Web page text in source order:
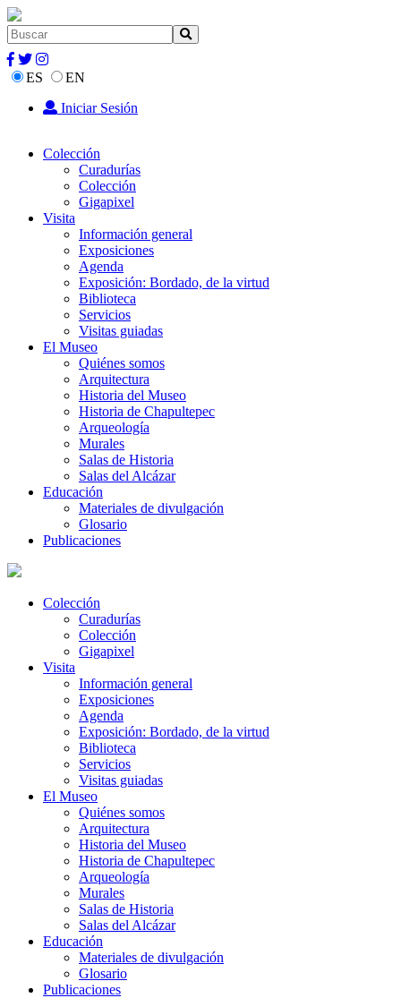
ES
EN
Iniciar Sesión
Colección
Curadurías
Colección
Gigapixel
Visita
Información general
Exposiciones
Agenda
Exposición: Bordado, de la virtud
Biblioteca
Servicios
Visitas guiadas
El Museo
Quiénes somos
Arquitectura
Historia del Museo
Historia de Chapultepec
Arqueología
Murales
Salas de Historia
Salas del Alcázar
Educación
Materiales de divulgación
Glosario
Publicaciones
Colección
Curadurías
Colección
Gigapixel
Visita
Información general
Exposiciones
Agenda
Exposición: Bordado, de la virtud
Biblioteca
Servicios
Visitas guiadas
El Museo
Quiénes somos
Arquitectura
Historia del Museo
Historia de Chapultepec
Arqueología
Murales
Salas de Historia
Salas del Alcázar
Educación
Materiales de divulgación
Glosario
Publicaciones